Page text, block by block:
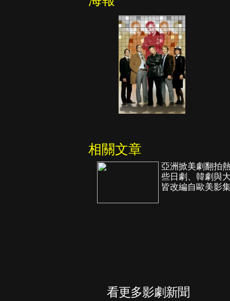
相關文章
亞洲掀美劇翻拍
些日劇、韓劇與
皆改編自歐美影
看更多影劇新聞